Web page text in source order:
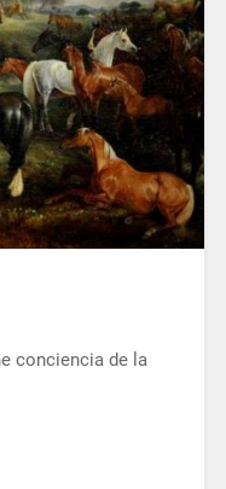
conciencia de la